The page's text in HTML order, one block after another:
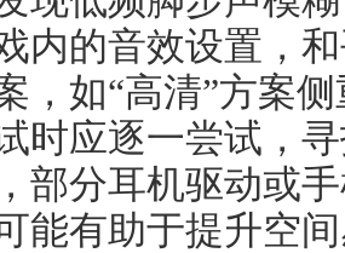
内的音效设置，
，如“高清”方案
时应逐一尝试，
部分耳机驱动或
能有助于提升空